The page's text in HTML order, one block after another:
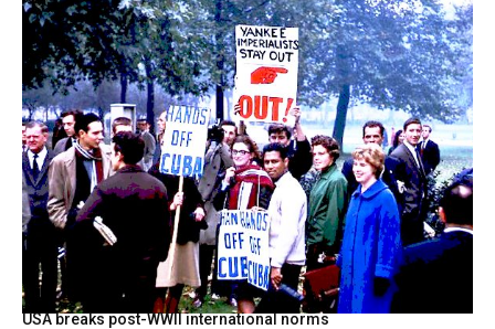
USA breaks post-WWII international norms